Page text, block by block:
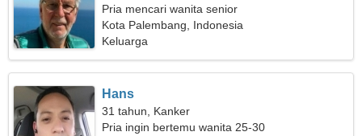
Pria mencari wanita senior
Kota Palembang, Indonesia
Keluarga
Hans
31 tahun, Kanker
Pria ingin bertemu wanita 25-30